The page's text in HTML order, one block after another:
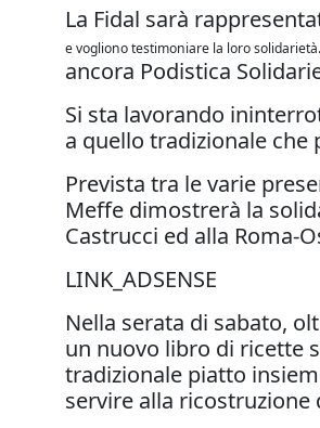
La Fidal sarà
e vogliono testimoniare la loro solidarietà.
ancora Podistica
Si sta lavorando
a quello tradizionale che
Prevista tra le varie
Meffe dimostrerà la
Castrucci ed alla Roma-
LINK_ADSENSE
Nella serata di sabato,
un nuovo libro di ricette
tradizionale piatto
servire alla